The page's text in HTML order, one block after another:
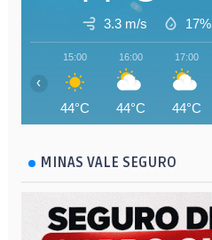
3.3 m/s 17%
15:00
44°C
16:00
44°C
17:00
44°C
‹
MINAS VALE SEGURO